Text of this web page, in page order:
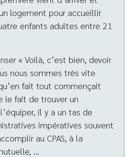
logement pour accueillir
enfants adultes entre 21
« Voilà, c’est bien, devoir
nous sommes très vite
fait tout commençait
le fait de trouver un
il y a un tas de
impératives souvent
au CPAS, à la
…